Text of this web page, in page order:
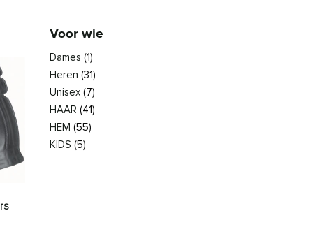
Voor wie
Dames (1)
Heren (31)
Unisex (7)
HAAR (41)
HEM (55)
KIDS (5)